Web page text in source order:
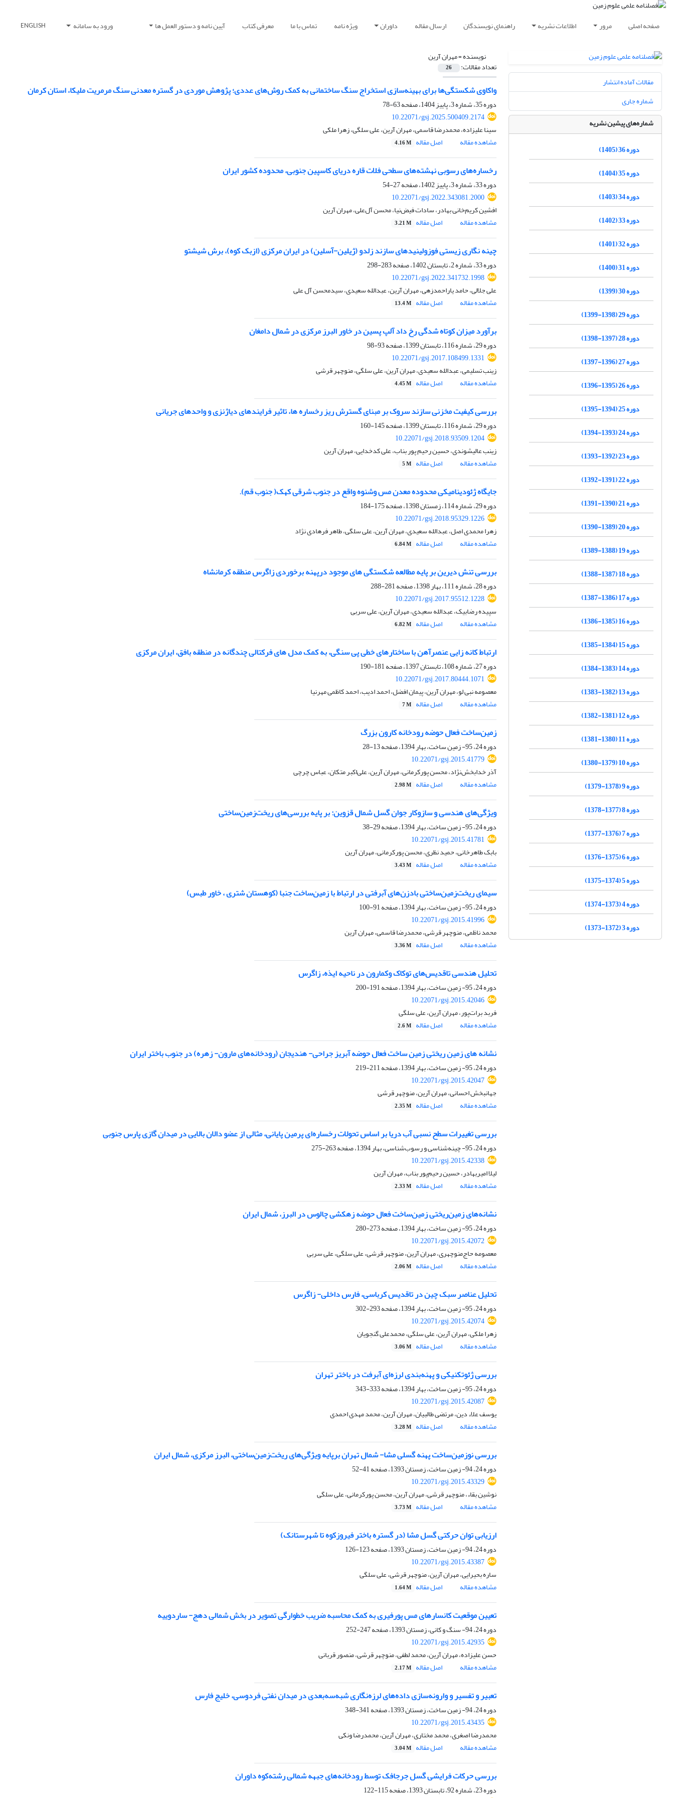
صفحه اصلی مرور اطلاعات نشریه راهنمای نویسندگان ارسال مقاله داوران ویژه نامه تماس با ما معرفی کتاب آیین نامه و دستور العمل ها ورود به سامانه ENGLISH
نویسنده =مهران آرین
تعداد مقالات: 26
واکاوی شکستگی‏‌ها برای بهینه‌‏سازی استخراج سنگ ساختمانی به کمک روش‏‌های عددی؛ ‏پژوهش موردی در گستره معدنی سنگ مرمریت ملیکا، استان کرمان
دوره 35، شماره 3، پاییز 1404، صفحه
63-78
10.22071/gsj.2025.500409.2174
سینا علیزاده، محمدرضا قاسمی، مهران آرین، علی سلگی، زهرا ملکی
مشاهده مقاله
اصل مقاله 4.16 M
رخساره‌های رسوبی نهشته‌های سطحی فلات قاره دریای کاسپین جنوبی، محدوده کشور ایران
دوره 33، شماره 3، پاییز 1402، صفحه
27-54
10.22071/gsj.2022.343081.2000
افشین کریم‌خانی بهادر، سادات فیض‌نیا، محسن آل‌علی، مهران آرین
مشاهده مقاله
اصل مقاله 3.21 M
چینه نگاری زیستی فوزولینیدهای سازند زلدو (ژیلین-آسلین) در ایران مرکزی (ازبک کوه)، برش شیشتو
دوره 33، شماره 2، تابستان 1402، صفحه
283-298
10.22071/gsj.2022.341732.1998
علی جلالی، حامد یاراحمدزهی، مهران آرین، عبدالله سعیدی، سیدمحسن آل علی
مشاهده مقاله
اصل مقاله 13.4 M
برآورد میزان کوتاه شدگی رخ داد آلپ پسین در خاور البرز مرکزی در شمال دامغان
دوره 29، شماره 116، تابستان 1399، صفحه
93-98
10.22071/gsj.2017.108499.1331
زینب تسلیمی، عبدالله سعیدی، مهران آرین، علی سلگی، منوچهر قرشی
مشاهده مقاله
اصل مقاله 4.45 M
بررسی کیفیت مخزنی سازند سروک بر مبنای گسترش ریز رخساره ها، تاثیر فرایندهای دیاژنزی و واحدهای جریانی
دوره 29، شماره 116، تابستان 1399، صفحه
145-160
10.22071/gsj.2018.93509.1204
زینب عالیشوندی، حسین رحیم پور بناب، علی کدخدایی، مهران آرین
مشاهده مقاله
اصل مقاله 5 M
جایگاه ژئودینامیکی محدوده معدن مس وشنوه واقع در جنوب شرقی کهک( جنوب قم).
دوره 29، شماره 114، زمستان 1398، صفحه
175-184
10.22071/gsj.2018.95329.1226
زهرا محمدی اصل، عبدالله سعیدی، مهران آرین، علی سلگی، طاهر فرهادی نژاد
مشاهده مقاله
اصل مقاله 6.84 M
بررسی تنش دیرین بر پایه مطالعه شکستگی های موجود درپهنه برخوردی زاگرس منطقه کرمانشاه
دوره 28، شماره 111، بهار 1398، صفحه
281-288
10.22071/gsj.2017.95512.1228
سپیده رضابیک، عبدالله سعیدی، مهران آرین، علی سربی
مشاهده مقاله
اصل مقاله 6.82 M
ارتباط کانه زایی عنصرآهن با ساختارهای خطی پی سنگی، به کمک مدل های فرکتالی چندگانه در منطقه بافق، ایران مرکزی
دوره 27، شماره 108، تابستان 1397، صفحه
181-190
10.22071/gsj.2017.80444.1071
معصومه نبی لو، مهران آرین، پیمان افضل، احمد ادیب، احمد کاظمی مهرنیا
مشاهده مقاله
اصل مقاله 7 M
زمین‌ساخت فعال حوضه رودخانه کارون بزرگ
دوره 24، 95- زمین ساخت، بهار 1394، صفحه
13-28
10.22071/gsj.2015.41779
آذر خدابخش‌نژاد، محسن پورکرمانی، مهران آرین، علی‌اکبر متکان، عباس چرچی
مشاهده مقاله
اصل مقاله 2.98 M
ویژگی‌های هندسی و سازوکار جوان گسل شمال قزوین: بر پایه بررسی‌های ریخت‌زمین‌ساختی
دوره 24، 95- زمین ساخت، بهار 1394، صفحه
29-38
10.22071/gsj.2015.41781
بابک طاهرخانی، حمید نظری، محسن پورکرمانی، مهران آرین
مشاهده مقاله
اصل مقاله 3.43 M
سیمای ریخت‌زمین‌ساختی بادزن‌های آبرفتی در ارتباط با زمین‌ساخت جنبا (کوهستان شتری ، خاور طبس)
دوره 24، 95- زمین ساخت، بهار 1394، صفحه
91-100
10.22071/gsj.2015.41996
محمد ناظمی، منوچهر قرشی، محمدرضا قاسمی، مهران آرین
مشاهده مقاله
اصل مقاله 3.36 M
تحلیل هندسی تاقدیس‌های تو‌کاک وکمارون در ناحیه ایذه، زاگرس
دوره 24، 95- زمین ساخت، بهار 1394، صفحه
191-200
10.22071/gsj.2015.42046
فربد برات‌پور، مهران آرین، علی سلگی
مشاهده مقاله
اصل مقاله 2.6 M
نشانه⁫ های زمین ⁫ریختی زمین⁫ ساخت فعال حوضه آبریز جراحی- هندیجان (رودخانه‌های مارون- زهره) در جنوب باختر ایران
دوره 24، 95- زمین ساخت، بهار 1394، صفحه
211-219
10.22071/gsj.2015.42047
جهانبخش احسانی، مهران آرین، منوچهر قرشی
مشاهده مقاله
اصل مقاله 2.35 M
بررسی تغییرات سطح نسبی آب دریا بر اساس تحولات رخساره‌ای پرمین پایانی، مثالی از عضو دالان بالایی در میدان گازی پارس جنوبی
دوره 24، 95- چینه‌شناسی و رسوب‌شناسی، بهار 1394، صفحه
263-275
10.22071/gsj.2015.42338
لیلا امیربهادر، حسین رحیم‌‌‌پور ‌بناب، مهران آرین
مشاهده مقاله
اصل مقاله 2.33 M
نشانه‌‌‌های زمین‌ریختی زمین‌ساخت فعال حوضه زهکشی چالوس در البرز، شمال ایران
دوره 24، 95- زمین ساخت، بهار 1394، صفحه
273-280
10.22071/gsj.2015.42072
معصومه حاج‌منوچهری، مهران آرین، منوچهر قرشی، علی سلگی، علی سربی
مشاهده مقاله
اصل مقاله 2.06 M
تحلیل عناصر سبک چین در تاقدیس کرباسی، فارس داخلی- زاگرس
دوره 24، 95- زمین ساخت، بهار 1394، صفحه
293-302
10.22071/gsj.2015.42074
زهرا ملکی، مهران آرین، علی سلگی، محمدعلی گنجویان
مشاهده مقاله
اصل مقاله 3.06 M
بررسی ژئوتکنیکی و پهنه‌بندی لرزه‌ای آبرفت در باختر تهران
دوره 24، 95- زمین ساخت، بهار 1394، صفحه
333-343
10.22071/gsj.2015.42087
یوسف علاء دین، مرتضی طالبیان، مهران آرین، محمد مهدی احمدی
مشاهده مقاله
اصل مقاله 3.28 M
بررسی نو‌زمین‌ساخت پهنه گسلی مشا- شمال تهران برپایه ویژگی‌های ریخت‌زمین‌ساختی، البرز مرکزی، شمال ایران
دوره 24، 94- زمین ساخت، زمستان 1393، صفحه
41-52
10.22071/gsj.2015.43329
نوشین بقاء، منوچهر قرشی، مهران آرین، محسن پورکرمانی، علی سلگی
مشاهده مقاله
اصل مقاله 3.73 M
ارزیابی توان حرکتی گسل مشا (در گستره باختر فیروزکوه تا شهرستانک)
دوره 24، 94- زمین ساخت، زمستان 1393، صفحه
123-126
10.22071/gsj.2015.43387
ساره بحیرایی، مهران آرین، منوچهر قرشی، علی سلگی
مشاهده مقاله
اصل مقاله 1.64 M
تعیین موقعیت کانسارهای مس پورفیری به کمک محاسبه ضریب خطوارگی تصویر در بخش شمالی دهج- ساردوییه
دوره 24، 94- سنگ و کانی، زمستان 1393، صفحه
247-252
10.22071/gsj.2015.42935
حسن علیزاده، مهران آرین، محمد لطفی، منوچهر قرشی، منصور قربانی
مشاهده مقاله
اصل مقاله 2.17 M
تعبیر و تفسیر و وارونه‌سازی داده‌های لرزه‌نگاری شبه‌سه‌بعدی در میدان نفتی فردوسی، خلیج فارس
دوره 24، 94- زمین ساخت، زمستان 1393، صفحه
341-348
10.22071/gsj.2015.43435
محمدرضا اصغری، محمد مختاری، مهران آرین، محمدرضا ونکی
مشاهده مقاله
اصل مقاله 3.04 M
بررسی حرکات فرایشی گسل جرجافک توسط رودخانه‌های جبهه شمالی رشته‌کوه داوران
دوره 23، شماره 92، تابستان 1393، صفحه
115-122
مقالات آماده انتشار
شماره جاری
شماره‌های پیشین نشریه
دوره 36 (1405)
دوره 35 (1404)
دوره 34 (1403)
دوره 33 (1402)
دوره 32 (1401)
دوره 31 (1400)
دوره 30 (1399)
دوره 29 (1398-1399)
دوره 28 (1397-1398)
دوره 27 (1396-1397)
دوره 26 (1395-1396)
دوره 25 (1394-1395)
دوره 24 (1393-1394)
دوره 23 (1392-1393)
دوره 22 (1391-1392)
دوره 21 (1390-1391)
دوره 20 (1389-1390)
دوره 19 (1388-1389)
دوره 18 (1387-1388)
دوره 17 (1386-1387)
دوره 16 (1385-1386)
دوره 15 (1384-1385)
دوره 14 (1383-1384)
دوره 13 (1382-1383)
دوره 12 (1381-1382)
دوره 11 (1380-1381)
دوره 10 (1379-1380)
دوره 9 (1378-1379)
دوره 8 (1377-1378)
دوره 7 (1376-1377)
دوره 6 (1375-1376)
دوره 5 (1374-1375)
دوره 4 (1373-1374)
دوره 3 (1372-1373)